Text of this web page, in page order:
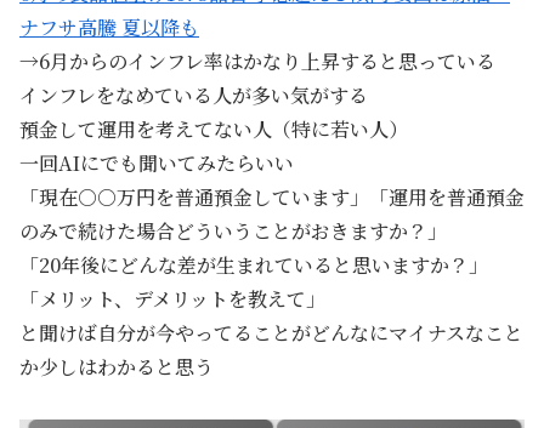
ナフサ高騰 夏以降も
→6月からのインフレ率はかなり上昇すると思っている
インフレをなめている人が多い気がする
預金して運用を考えてない人（特に若い人）
一回AIにでも聞いてみたらいい
「現在○○万円を普通預金しています」「運用を普通預金
のみで続けた場合どういうことがおきますか？」
「20年後にどんな差が生まれていると思いますか？」
「メリット、デメリットを教えて」
と聞けば自分が今やってることがどんなにマイナスなこと
か少しはわかると思う